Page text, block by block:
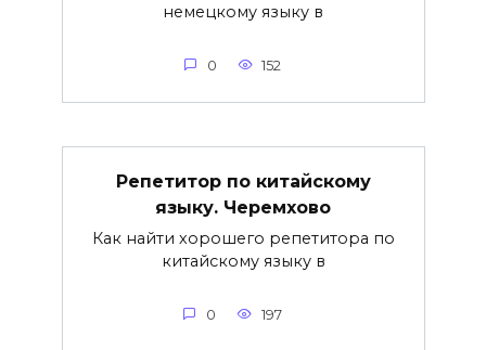
немецкому языку в
0 152
Репетитор по китайскому
языку. Черемхово
Как найти хорошего репетитора по
китайскому языку в
0 197